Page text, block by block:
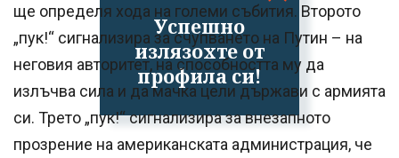
Успешно
излязохте от
профила си!
ще определя хода на големи събития. Второто
„пук!“ сигнализира за счупването на Путин – на
неговия авторитет, на способността му да
излъчва сила и да мачка цели държави с армията
си. Трето „пук!“ сигнализира за внезапното
прозрение на американската администрация, че